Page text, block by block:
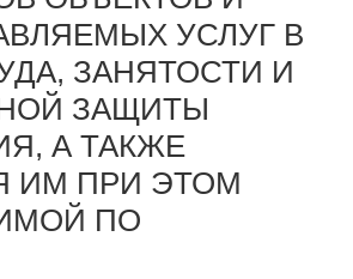
УСЛУГ В
ЗАНЯТОСТИ И
ЗАЩИТЫ
А ТАКЖЕ
ИМ ПРИ ЭТОМ
ПО